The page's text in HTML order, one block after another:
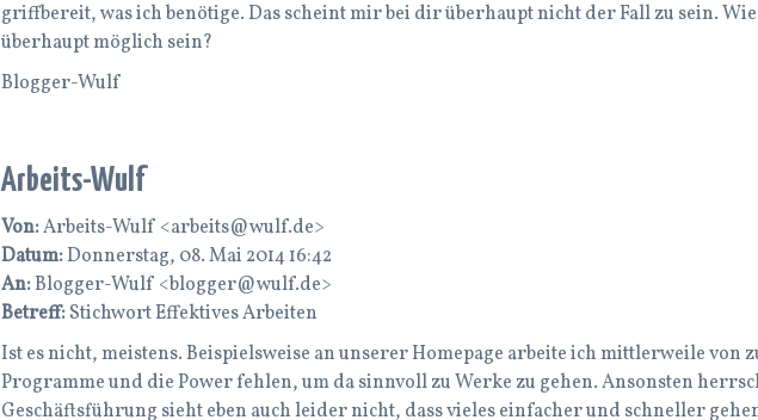
griffbereit, was ich benötige. Das scheint mir bei dir überhaupt nicht der Fall zu sein.
überhaupt möglich sein?
Blogger-Wulf
Arbeits-Wulf
Von:Arbeits-Wulf <arbeits@wulf.de>
Datum:Donnerstag, 08. Mai 2014 16:42
An:Blogger-Wulf <blogger@wulf.de>
Betreff:Stichwort Effektives Arbeiten
Ist es nicht, meistens. Beispielsweise an unserer Homepage arbeite ich mittlerweile von
Programme und die Power fehlen, um da sinnvoll zu Werke zu gehen. Ansonsten
Geschäftsführung sieht eben auch leider nicht, dass vieles einfacher und schneller